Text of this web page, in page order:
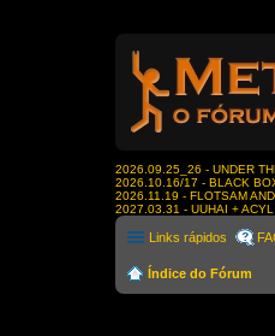
2026.09.25_26 - UNDER
2026.10.16/17 - BLACK
2026.11.19 - FLOTSAM
2027.03.31 - UUHAI +
Links rápidos
Índice do Fórum